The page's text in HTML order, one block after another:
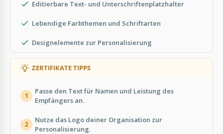
Editierbare Text- und Unterschriftenplatzhalter
Lebendige Farbthemen und Schriftarten
Designelemente zur Personalisierung
ZERTIFIKATE TIPPS
1
Passe den Text für Namen und Leistung des
Empfängers an.
2
Nutze das Logo deiner Organisation zur
Personalisierung.